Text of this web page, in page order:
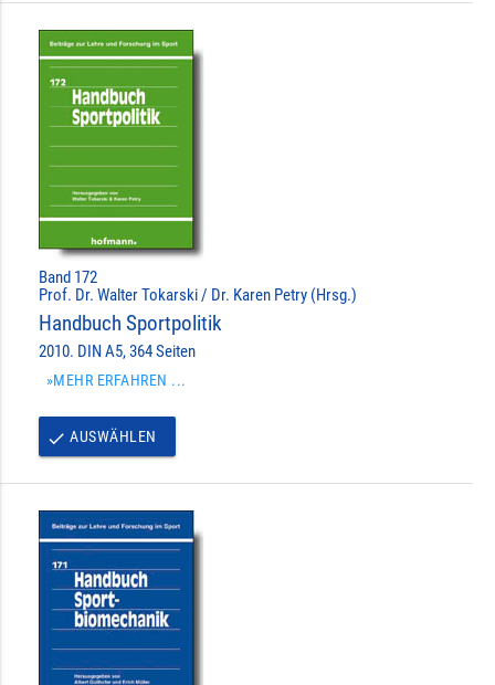
Band 172
Prof. Dr. Walter Tokarski / Dr. Karen Petry (Hrsg.)
Handbuch Sportpolitik
2010. DIN A5, 364 Seiten
»MEHR ERFAHREN ...
done AUSWÄHLEN